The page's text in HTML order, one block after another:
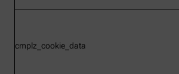
cmplz_cookie_data